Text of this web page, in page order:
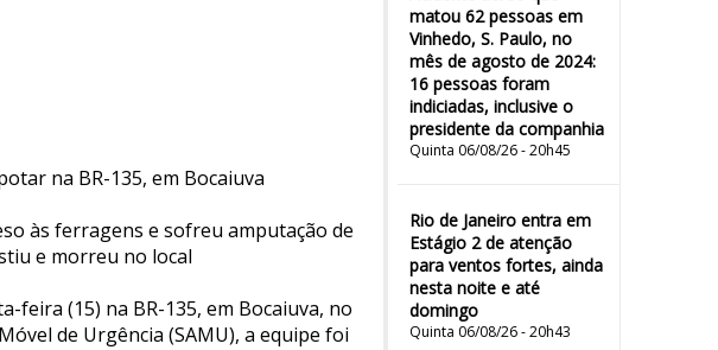
matou 62 pessoas em
Vinhedo, S. Paulo, no
mês de agosto de 2024:
16 pessoas foram
indiciadas, inclusive o
presidente da companhia
Quinta 06/08/26 - 20h45
Rio de Janeiro entra em
Estágio 2 de atenção
para ventos fortes, ainda
nesta noite e até
domingo
Quinta 06/08/26 - 20h43
na BR-135, em Bocaiuva
às ferragens e sofreu amputação de
e morreu no local
feira (15) na BR-135, em Bocaiuva, no
de Urgência (SAMU), a equipe foi